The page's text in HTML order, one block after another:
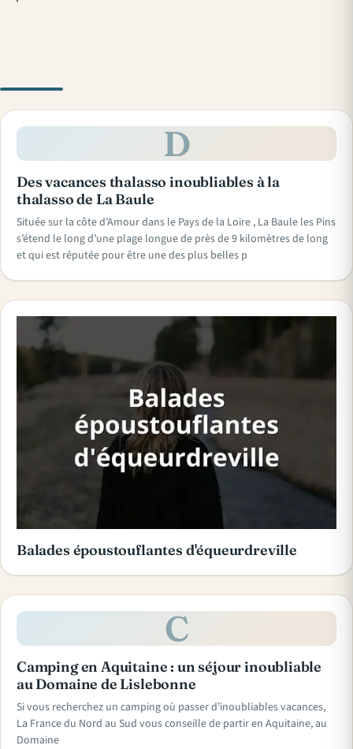
D
Des vacances thalasso inoubliables à la
thalasso de La Baule
Située sur la côte d’Amour dans le Pays de la Loire , La Baule les Pins
s’étend le long d’une plage longue de près de 9 kilomètres de long
et qui est réputée pour être une des plus belles p
Balades époustouflantes d'équeurdreville
C
Camping en Aquitaine : un séjour inoubliable
au Domaine de Lislebonne
Si vous recherchez un camping où passer d’inoubliables vacances,
La France du Nord au Sud vous conseille de partir en Aquitaine, au
Domaine